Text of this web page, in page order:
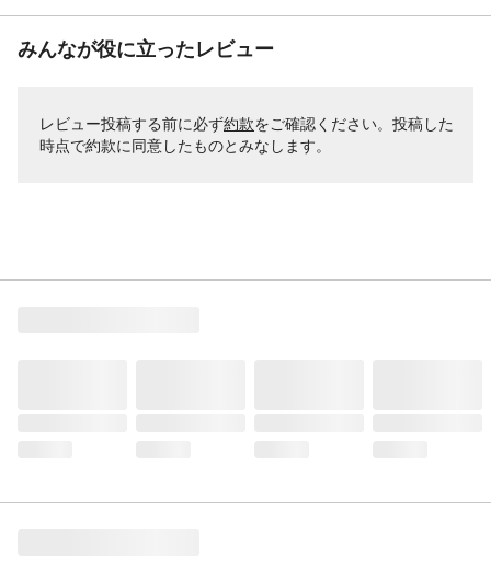
みんなが役に立ったレビュー
レビュー投稿する前に必ず約款をご確認ください。投稿した
時点で約款に同意したものとみなします。